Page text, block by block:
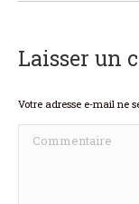
Laisser un
Votre adresse e-mail ne
Commentaire